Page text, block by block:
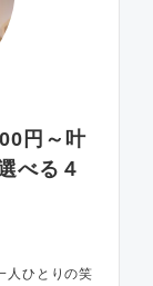
円～叶
べる４
人ひとりの笑